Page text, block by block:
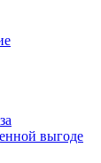
выгоде